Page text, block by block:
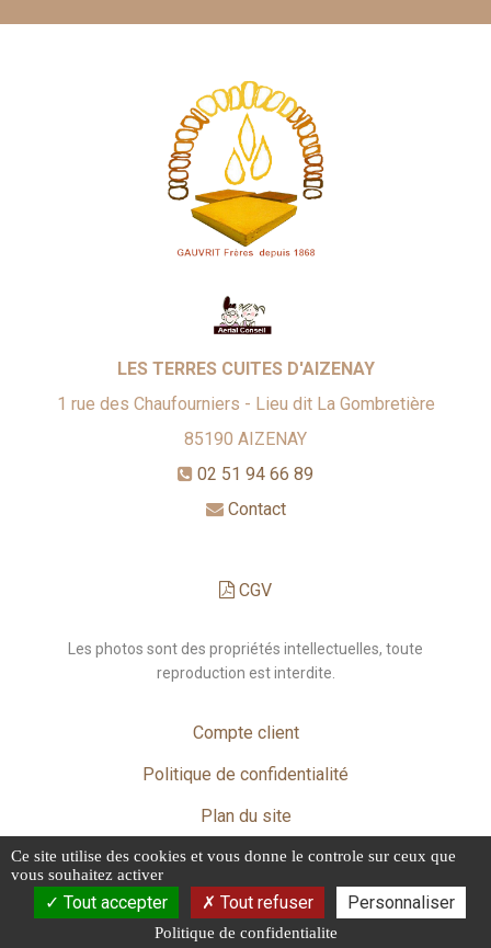
LES TERRES CUITES D'AIZENAY
1 rue des Chaufourniers - Lieu dit La Gombretière
85190 AIZENAY
02 51 94 66 89
Contact
CGV
Les photos sont des propriétés intellectuelles, toute
reproduction est interdite.
Compte client
Politique de confidentialité
Plan du site
Mentions légales
Ce site utilise des cookies et vous donne le controle sur ceux que
vous souhaitez activer
Tout accepter Tout refuser Personnaliser
Politique de confidentialite